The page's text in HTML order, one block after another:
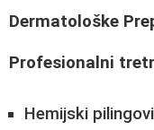
Dermatološke
Profesionalni
Hemijski pilingovi